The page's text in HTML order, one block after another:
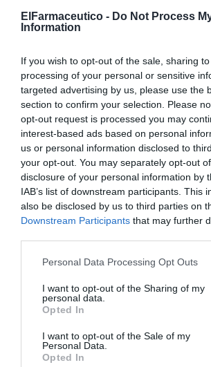
ElFarmaceutico - Do Not Process
Information
If you wish to opt-out of the sale, sharing
processing of your personal or sensitive
targeted advertising by us, please use the
section to confirm your selection. Please
opt-out request is processed you may
interest-based ads based on personal
us or personal information disclosed to
your opt-out. You may separately opt-out
disclosure of your personal information by
IAB’s list of downstream participants. This
also be disclosed by us to third parties on
Downstream Participants that may further
Personal Data Processing Opt Outs
I want to opt-out of the Sharing of my
personal data.
Opted In
I want to opt-out of the Sale of my
Personal Data.
Opted In
que
con cargo a laprestación farmacéutica
Fabricación seriada: Solo se
fabricados en serie que tengan el
cumplan con la regulación vigente.
Prohibición de publicidad: El
objeto de publicidad dirigida al
Prescripción: Deben requerir
de dispensación para ser
Lafinanciación públicano es
una resolución administrativa
General de Cartera Común de
Farmacia. Laempresa ofertante
previamente inscrita en elregistro
El procedimiento incorpora una
comparación con alternativas
efectividady el impacto